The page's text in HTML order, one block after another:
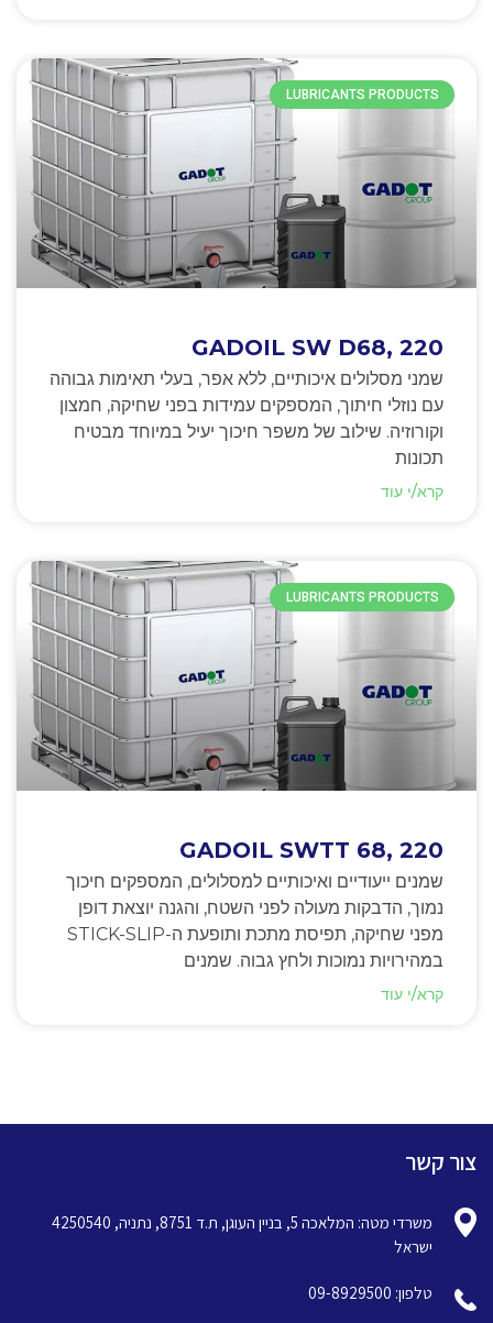
LUBRICANTS PRODUCTS
GADOIL SW D68, 220
שמני מסלולים איכותיים, ללא אפר, בעלי תאימות גבוהה
עם נוזלי חיתוך, המספקים עמידות בפני שחיקה, חמצון
וקורוזיה. שילוב של משפר חיכוך יעיל במיוחד מבטיח
תכונות
קרא/י עוד
LUBRICANTS PRODUCTS
GADOIL SWTT 68, 220
שמנים ייעודיים ואיכותיים למסלולים, המספקים חיכוך
נמוך, הדבקות מעולה לפני השטח, והגנה יוצאת דופן
מפני שחיקה, תפיסת מתכת ותופעת ה-STICK-SLIP
במהירויות נמוכות ולחץ גבוה. שמנים
קרא/י עוד
צור קשר
משרדי מטה: המלאכה 5, בניין העוגן, ת.ד 8751, נתניה, 4250540
ישראל
טלפון: 09-8929500